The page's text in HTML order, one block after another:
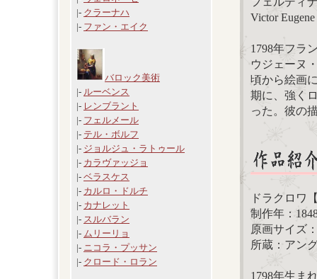
|- クラーナハ
|- ファン・エイク
バロック美術
|- ルーベンス
|- レンブラント
|- フェルメール
|- テル・ボルフ
|- ジョルジュ・ラトゥール
|- カラヴァッジョ
|- ベラスケス
|- カルロ・ドルチ
|- カナレット
|- スルバラン
|- ムリーリョ
|- ニコラ・プッサン
|- クロード・ロラン
Victor
1798年フラ
ウジェーヌ
頃から絵画
期に、強く
った。彼の
ドラクロワ
制作年：
原画サイズ
所蔵：アン
1798年生ま